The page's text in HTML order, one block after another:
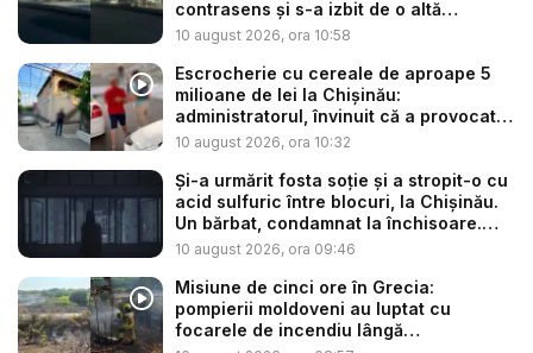
contrasens și s-a izbit de o altă
mașină...
10 august 2026, ora 10:58
Escrocherie cu cereale de aproape 5
milioane de lei la Chișinău:
administratorul, învinuit că a provocat
i...
10 august 2026, ora 10:32
Și-a urmărit fosta soție și a stropit-o cu
acid sulfuric între blocuri, la Chișinău.
Un bărbat, condamnat la închisoare.
Ce...
10 august 2026, ora 09:46
Misiune de cinci ore în Grecia:
pompierii moldoveni au luptat cu
focarele de incendiu lângă